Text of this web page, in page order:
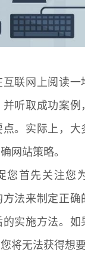
联网上阅读
听取成功案
点。实际上，大
网站策略。
您首先关注您
方法来制定正
实施方法。
将无法获得想要